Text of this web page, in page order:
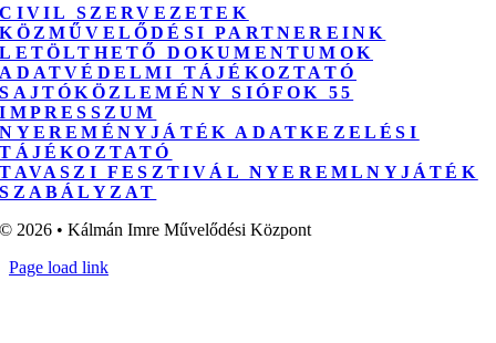
CIVIL SZERVEZETEK
KÖZMŰVELŐDÉSI PARTNEREINK
LETÖLTHETŐ DOKUMENTUMOK
ADATVÉDELMI TÁJÉKOZTATÓ
SAJTÓKÖZLEMÉNY SIÓFOK 55
IMPRESSZUM
NYEREMÉNYJÁTÉK ADATKEZELÉSI
TÁJÉKOZTATÓ
TAVASZI FESZTIVÁL NYEREMLNYJÁTÉK
SZABÁLYZAT
© 2026 • Kálmán Imre Művelődési Központ
Page load link